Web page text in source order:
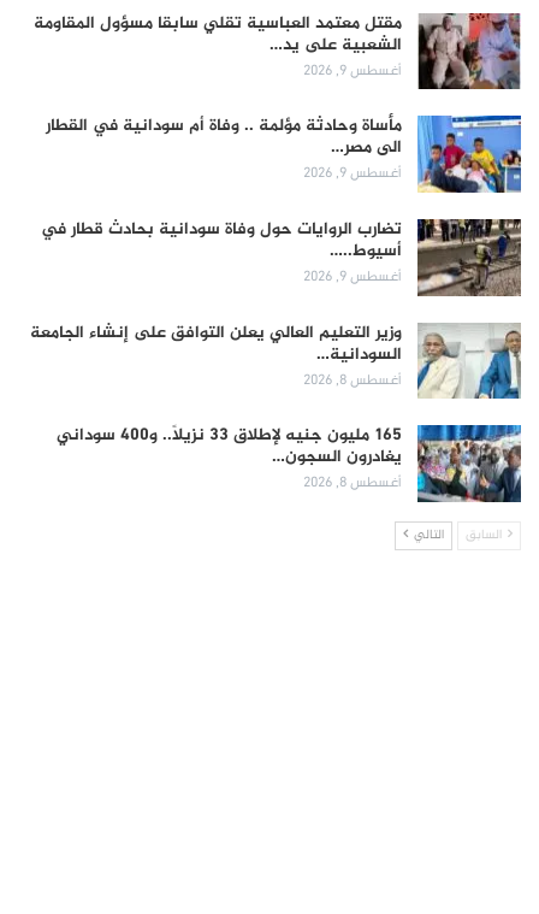
مقتل معتمد العباسية تقلي سابقا مسؤول المقاومة
الشعبية على يد…
أغسطس 9, 2026
مأساة وحادثة مؤلمة .. وفاة أم سودانية في القطار
الى مصر…
أغسطس 9, 2026
تضارب الروايات حول وفاة سودانية بحادث قطار في
أسيوط..…
أغسطس 9, 2026
وزير التعليم العالي يعلن التوافق على إنشاء الجامعة
السودانية…
أغسطس 8, 2026
165 مليون جنيه لإطلاق 33 نزيلاً.. و400 سوداني
يغادرون السجون…
أغسطس 8, 2026
السابق التالي